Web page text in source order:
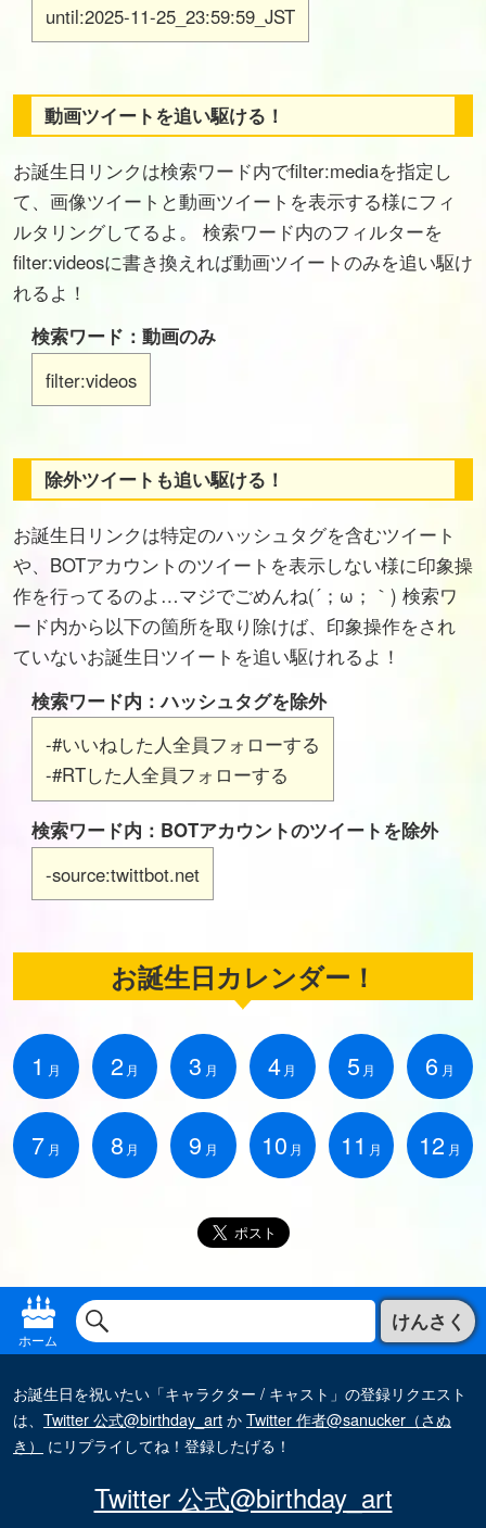
until:2025-11-25_23:59:59_JST
動画ツイートを追い駆ける！
お誕生日リンクは検索ワード内でfilter:mediaを指定し
て、画像ツイートと動画ツイートを表示する様にフィ
ルタリングしてるよ。 検索ワード内のフィルターを
filter:videosに書き換えれば動画ツイートのみを追い駆け
れるよ！
検索ワード：動画のみ
filter:videos
除外ツイートも追い駆ける！
お誕生日リンクは特定のハッシュタグを含むツイート
や、BOTアカウントのツイートを表示しない様に印象操
作を行ってるのよ…マジでごめんね(´；ω；｀) 検索ワ
ード内から以下の箇所を取り除けば、印象操作をされ
ていないお誕生日ツイートを追い駆けれるよ！
検索ワード内：ハッシュタグを除外
-#いいねした人全員フォローする
-#RTした人全員フォローする
検索ワード内：BOTアカウントのツイートを除外
-source:twittbot.net
お誕生日カレンダー！
1 月 2 月 3 月 4 月 5 月 6 月
7 月 8 月 9 月 10 月 11 月 12 月
ホーム
けんさく
お誕生日を祝いたい「キャラクター / キャスト」の登録リクエスト
は、 Twitter 公式@birthday_artかTwitter 作者@sanucker（さぬ
き）
にリプライしてね！登録したげる！
Twitter 公式@birthday_art